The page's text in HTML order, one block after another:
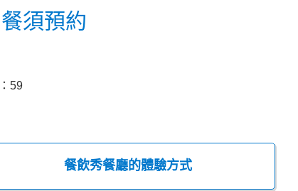
須預約
59
餐飲秀餐廳的體驗方式